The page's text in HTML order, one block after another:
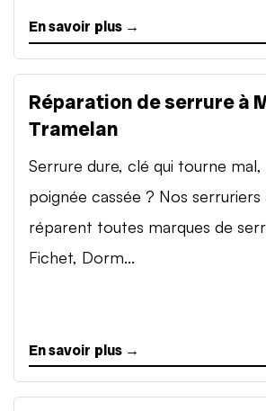
En savoir plus →
Réparation de serrure à
Tramelan
Serrure dure, clé qui tourne
poignée cassée ? Nos serruriers
réparent toutes marques de
Fichet, Dorm...
En savoir plus →